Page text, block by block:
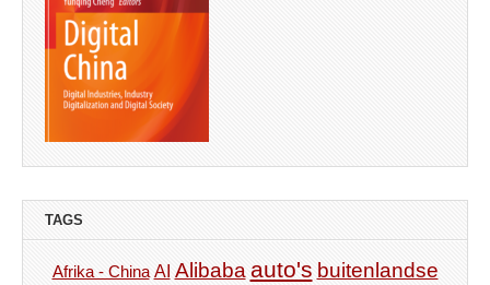
TAGS
Afrika - China AI Alibaba auto's buitenlandse